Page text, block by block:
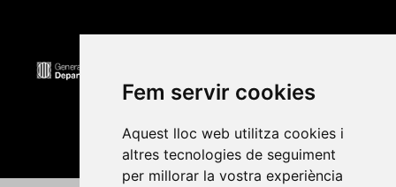
Fem servir cookies
Aquest lloc web utilitza cookies i
altres tecnologies de seguiment
per millorar la vostra experiència